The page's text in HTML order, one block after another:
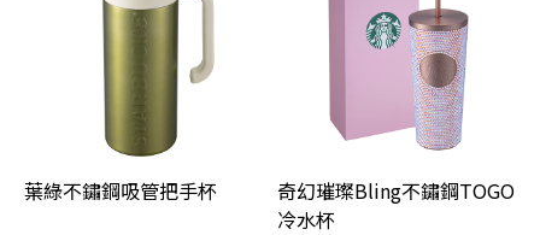
葉綠不鏽鋼吸管把手杯
奇幻璀璨Bling不鏽鋼TOGO
冷水杯